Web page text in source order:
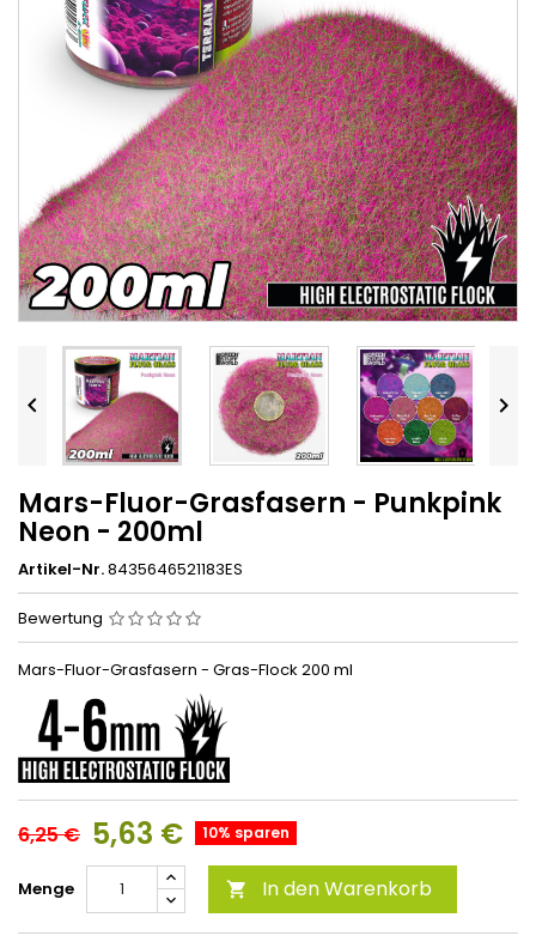
 
Mars-Fluor-Grasfasern - Punkpink
Neon - 200ml
Artikel-Nr.8435646521183ES
Bewertung
Mars-Fluor-Grasfasern - Gras-Flock 200 ml
6,25 € 5,63 € 10% sparen
Menge  In den Warenkorb